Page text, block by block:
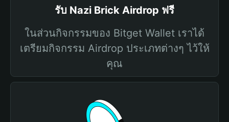
รับ Nazi Brick Airdrop ฟรี
ในส่วนกิจกรรมของ Bitget Wallet เราได้
เตรียมกิจกรรม Airdrop ประเภทต่างๆ ไว้ให้
คุณ